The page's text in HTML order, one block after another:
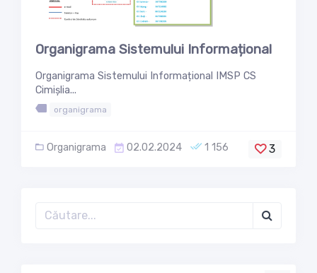
Organigrama Sistemului Informațional
Organigrama Sistemului Informațional IMSP CS
Cimișlia...
organigrama
Organigrama 02.02.2024 1 156 3